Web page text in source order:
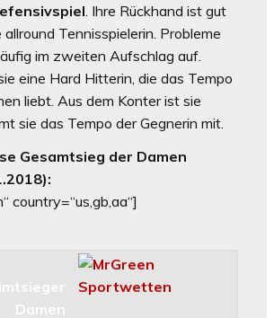
. Ihre Rückhand ist gut
Tennisspielerin. Probleme
im zweiten Aufschlag auf.
eine Hard Hitterin, die das Tempo
liebt. Aus dem Konter ist sie
sie das Tempo der Gegnerin mit.
Gesamtsieg der Damen
country=“us,gb,aa“]
Damen